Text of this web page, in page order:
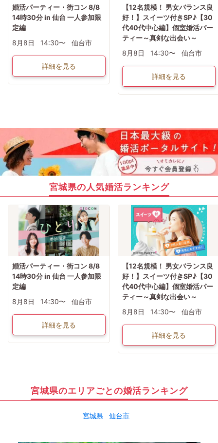
婚活パーティー・街コン 8/8
14時30分 in 仙台 一人参加限
定編
8月8日
14:30〜 仙台市
詳細を見る
【12名規模！ 男女バランス良
好！】スイーツ付きSP♪【30
代40代中心編】個室婚活パー
ティー～真剣な出会い～
8月8日
14:30〜 仙台市
詳細を見る
宮城県の人気婚活ランキング
婚活パーティー・街コン 8/8
14時30分 in 仙台 一人参加限
定編
8月8日
14:30〜 仙台市
詳細を見る
【12名規模！ 男女バランス良
好！】スイーツ付きSP♪【30
代40代中心編】個室婚活パー
ティー～真剣な出会い～
8月8日
14:30〜 仙台市
詳細を見る
宮城県のエリアごとの婚活ランキング
宮城県 仙台市